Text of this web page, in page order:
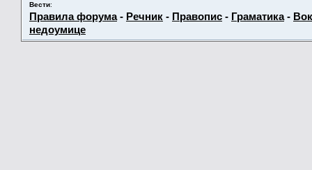
Вести:
Правила форума- Речник - Правопис - Граматика-
недоумице